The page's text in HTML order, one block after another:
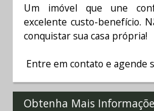
Um imóvel que une
excelente custo-benefício.
conquistar sua casa própria!
Entre em contato e agende
Obtenha Mais